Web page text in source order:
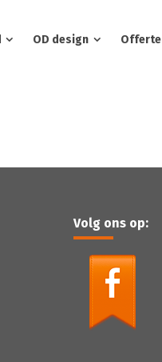
OD design Offerte
Volg ons op: